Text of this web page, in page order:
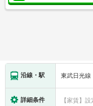
沿線・駅 東武日光線
詳細条件 【家賃】設